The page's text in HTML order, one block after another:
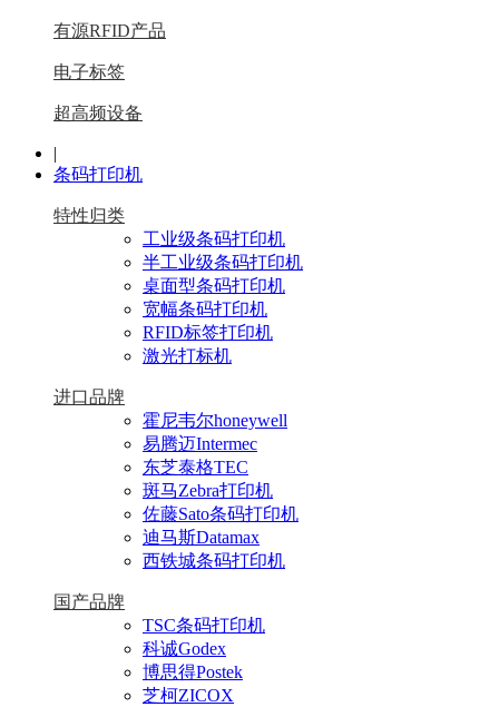
有源RFID产品
电子标签
超高频设备
|
条码打印机
特性归类
工业级条码打印机
半工业级条码打印机
桌面型条码打印机
宽幅条码打印机
RFID标签打印机
激光打标机
进口品牌
霍尼韦尔honeywell
易腾迈Intermec
东芝泰格TEC
斑马Zebra打印机
佐藤Sato条码打印机
迪马斯Datamax
西铁城条码打印机
国产品牌
TSC条码打印机
科诚Godex
博思得Postek
芝柯ZICOX